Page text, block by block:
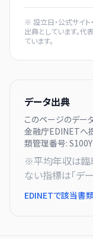
※ 設立日・公式サイト
出典としています。
ています。
データ出典
このページのデー
金融庁EDINETへ
類管理番号:
※平均年収は臨
ない指標は「デ
EDINETで該当書